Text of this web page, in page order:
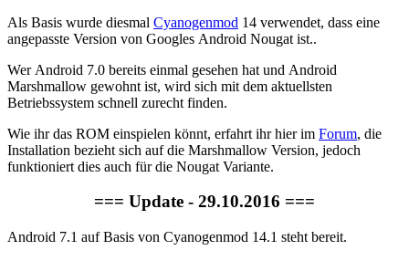
Als Basis wurde diesmal Cyanogenmod 14 verwendet, dass eine
angepasste Version von Googles Android Nougat ist..
Wer Android 7.0 bereits einmal gesehen hat und Android
Marshmallow gewohnt ist, wird sich mit dem aktuellsten
Betriebssystem schnell zurecht finden.
Wie ihr das ROM einspielen könnt, erfahrt ihr hier im Forum, die
Installation bezieht sich auf die Marshmallow Version, jedoch
funktioniert dies auch für die Nougat Variante.
=== Update - 29.10.2016 ===
Android 7.1 auf Basis von Cyanogenmod 14.1 steht bereit.